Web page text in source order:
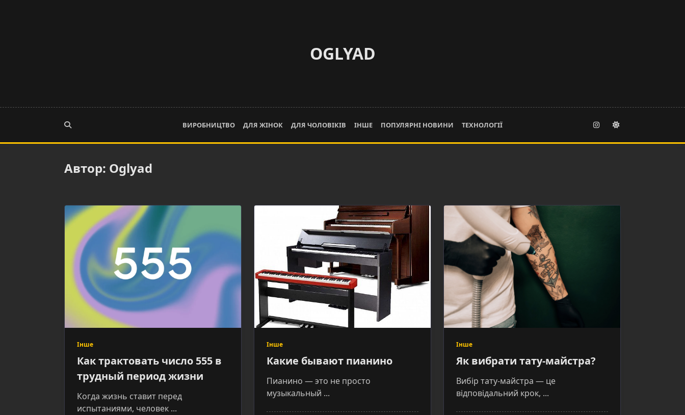
OGLYAD
ВИРОБНИЦТВО ДЛЯ ЖІНОК ДЛЯ ЧОЛОВІКІВ ІНШЕ ПОПУЛЯРНІ НОВИНИ ТЕХНОЛОГІЇ
Автор: Oglyad
Інше
Как трактовать число 555 в
трудный период жизни
Когда жизнь ставит перед
испытаниями, человек ...
Інше
Какие бывают пианино
Пианино — это не просто
музыкальный ...
Інше
Як вибрати тату-майстра?
Вибір тату-майстра — це
відповідальний крок, ...